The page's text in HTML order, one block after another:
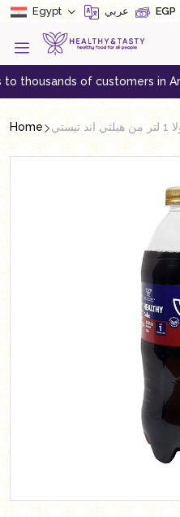
Egypt عربي EGP
of customers in Arab
Home